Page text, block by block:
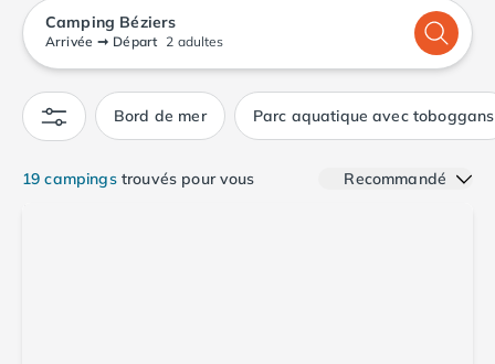
Camping Manche
Camping Mont Saint Michel
Camping Bretagne
Camping Côtes d'Armor
Camping Erquy
Camping Saint-Cast-le-Guildo
Camping Finistère
Camping Béziers
Arrivée ➞ Départ 2 adultes
Bord de mer Parc aquatique avec toboggans
19 campingstrouvés pour vous Recommandé